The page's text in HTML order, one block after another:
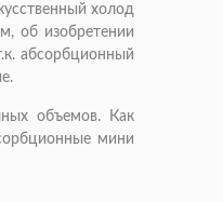
холод
об изобретении
абсорбционный
объемов. Как
мини